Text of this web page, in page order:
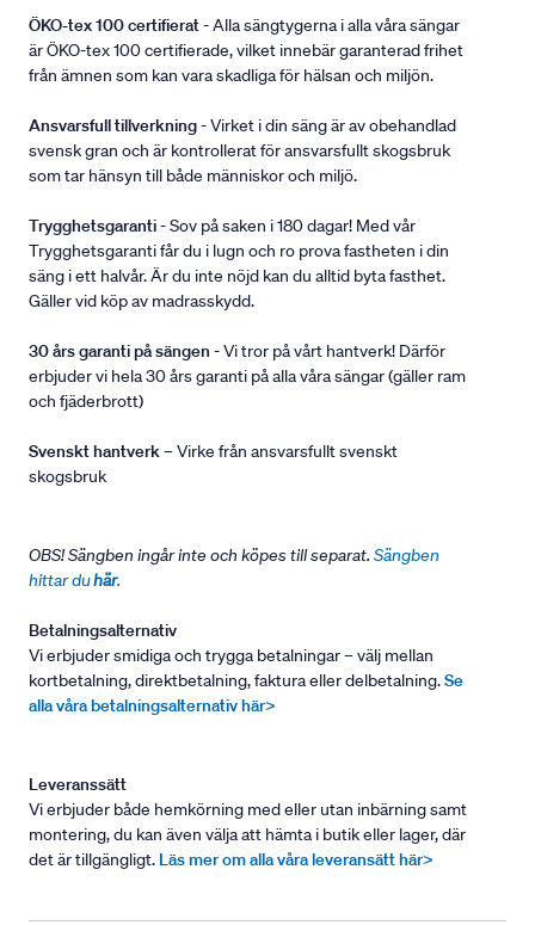
ÖKO-tex 100 certifierat- Alla sängtygerna i alla våra sängar
är ÖKO-tex 100 certifierade, vilket innebär garanterad frihet
från ämnen som kan vara skadliga för hälsan och miljön.
Ansvarsfull tillverkning- Virket i din säng är av obehandlad
svensk gran och är kontrollerat för ansvarsfullt skogsbruk
som tar hänsyn till både människor och miljö.
Trygghetsgaranti- Sov på saken i 180 dagar! Med vår
Trygghetsgaranti får du i lugn och ro prova fastheten i din
säng i ett halvår. Är du inte nöjd kan du alltid byta fasthet.
Gäller vid köp av madrasskydd.
30 års garanti på sängen - Vi tror på vårt hantverk! Därför
erbjuder vi hela 30 års garanti på alla våra sängar (gäller ram
och fjäderbrott)
Svenskt hantverk– Virke från ansvarsfullt svenskt
skogsbruk
OBS! Sängben ingår inte och köpes till separat. Sängben
hittar duhär.
Betalningsalternativ
Vi erbjuder smidiga och trygga betalningar – välj mellan
kortbetalning, direktbetalning, faktura eller delbetalning.Se
alla våra betalningsalternativ här>
Leveranssätt
Vi erbjuder både hemkörning med eller utan inbärning samt
montering, du kan även välja att hämta i butik eller lager, där
det är tillgängligt. Läs mer om alla våra leveransätt här>